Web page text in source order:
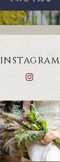
INSTAGRAM